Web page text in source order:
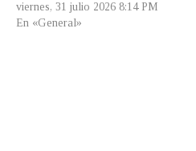
viernes, 31 julio 2026 8:14 PM
En «General»